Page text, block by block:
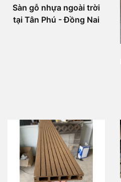
Sàn gỗ nhựa ngoài trời
tại Tân Phú - Đồng Nai